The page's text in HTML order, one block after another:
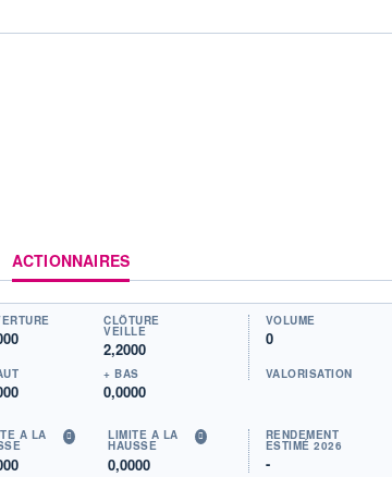
ACTIONNAIRES
CLÔTURE
VEILLE
2,2000
+ BAS
0,0000
VOLUME
0
VALORISATION
À LA LIMITE À LA
HAUSSE
0,0000
RENDEMENT
ESTIMÉ 2026
-